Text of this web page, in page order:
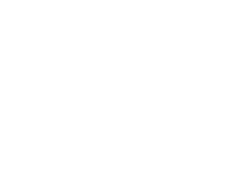
il craint l'humidité, ne pas
sur des surfaces humides ou
colorants à base d'eau
Données
: Rapport d'utilisation
(en poids) Pot Life (150 g à
40 ', Film (1 mm à 30 ° C):
Catalyse complète après 24
Guide d'utilisation des
avec à retrouver le guide à